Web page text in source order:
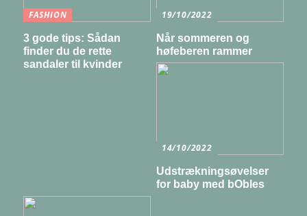
FASHION
3 gode tips: Sådan
finder du de rette
sandaler til kvinder
19/10/2022
Når sommeren og
høfeberen rammer
14/10/2022
Udstrækningsøvelser
for baby med bObles